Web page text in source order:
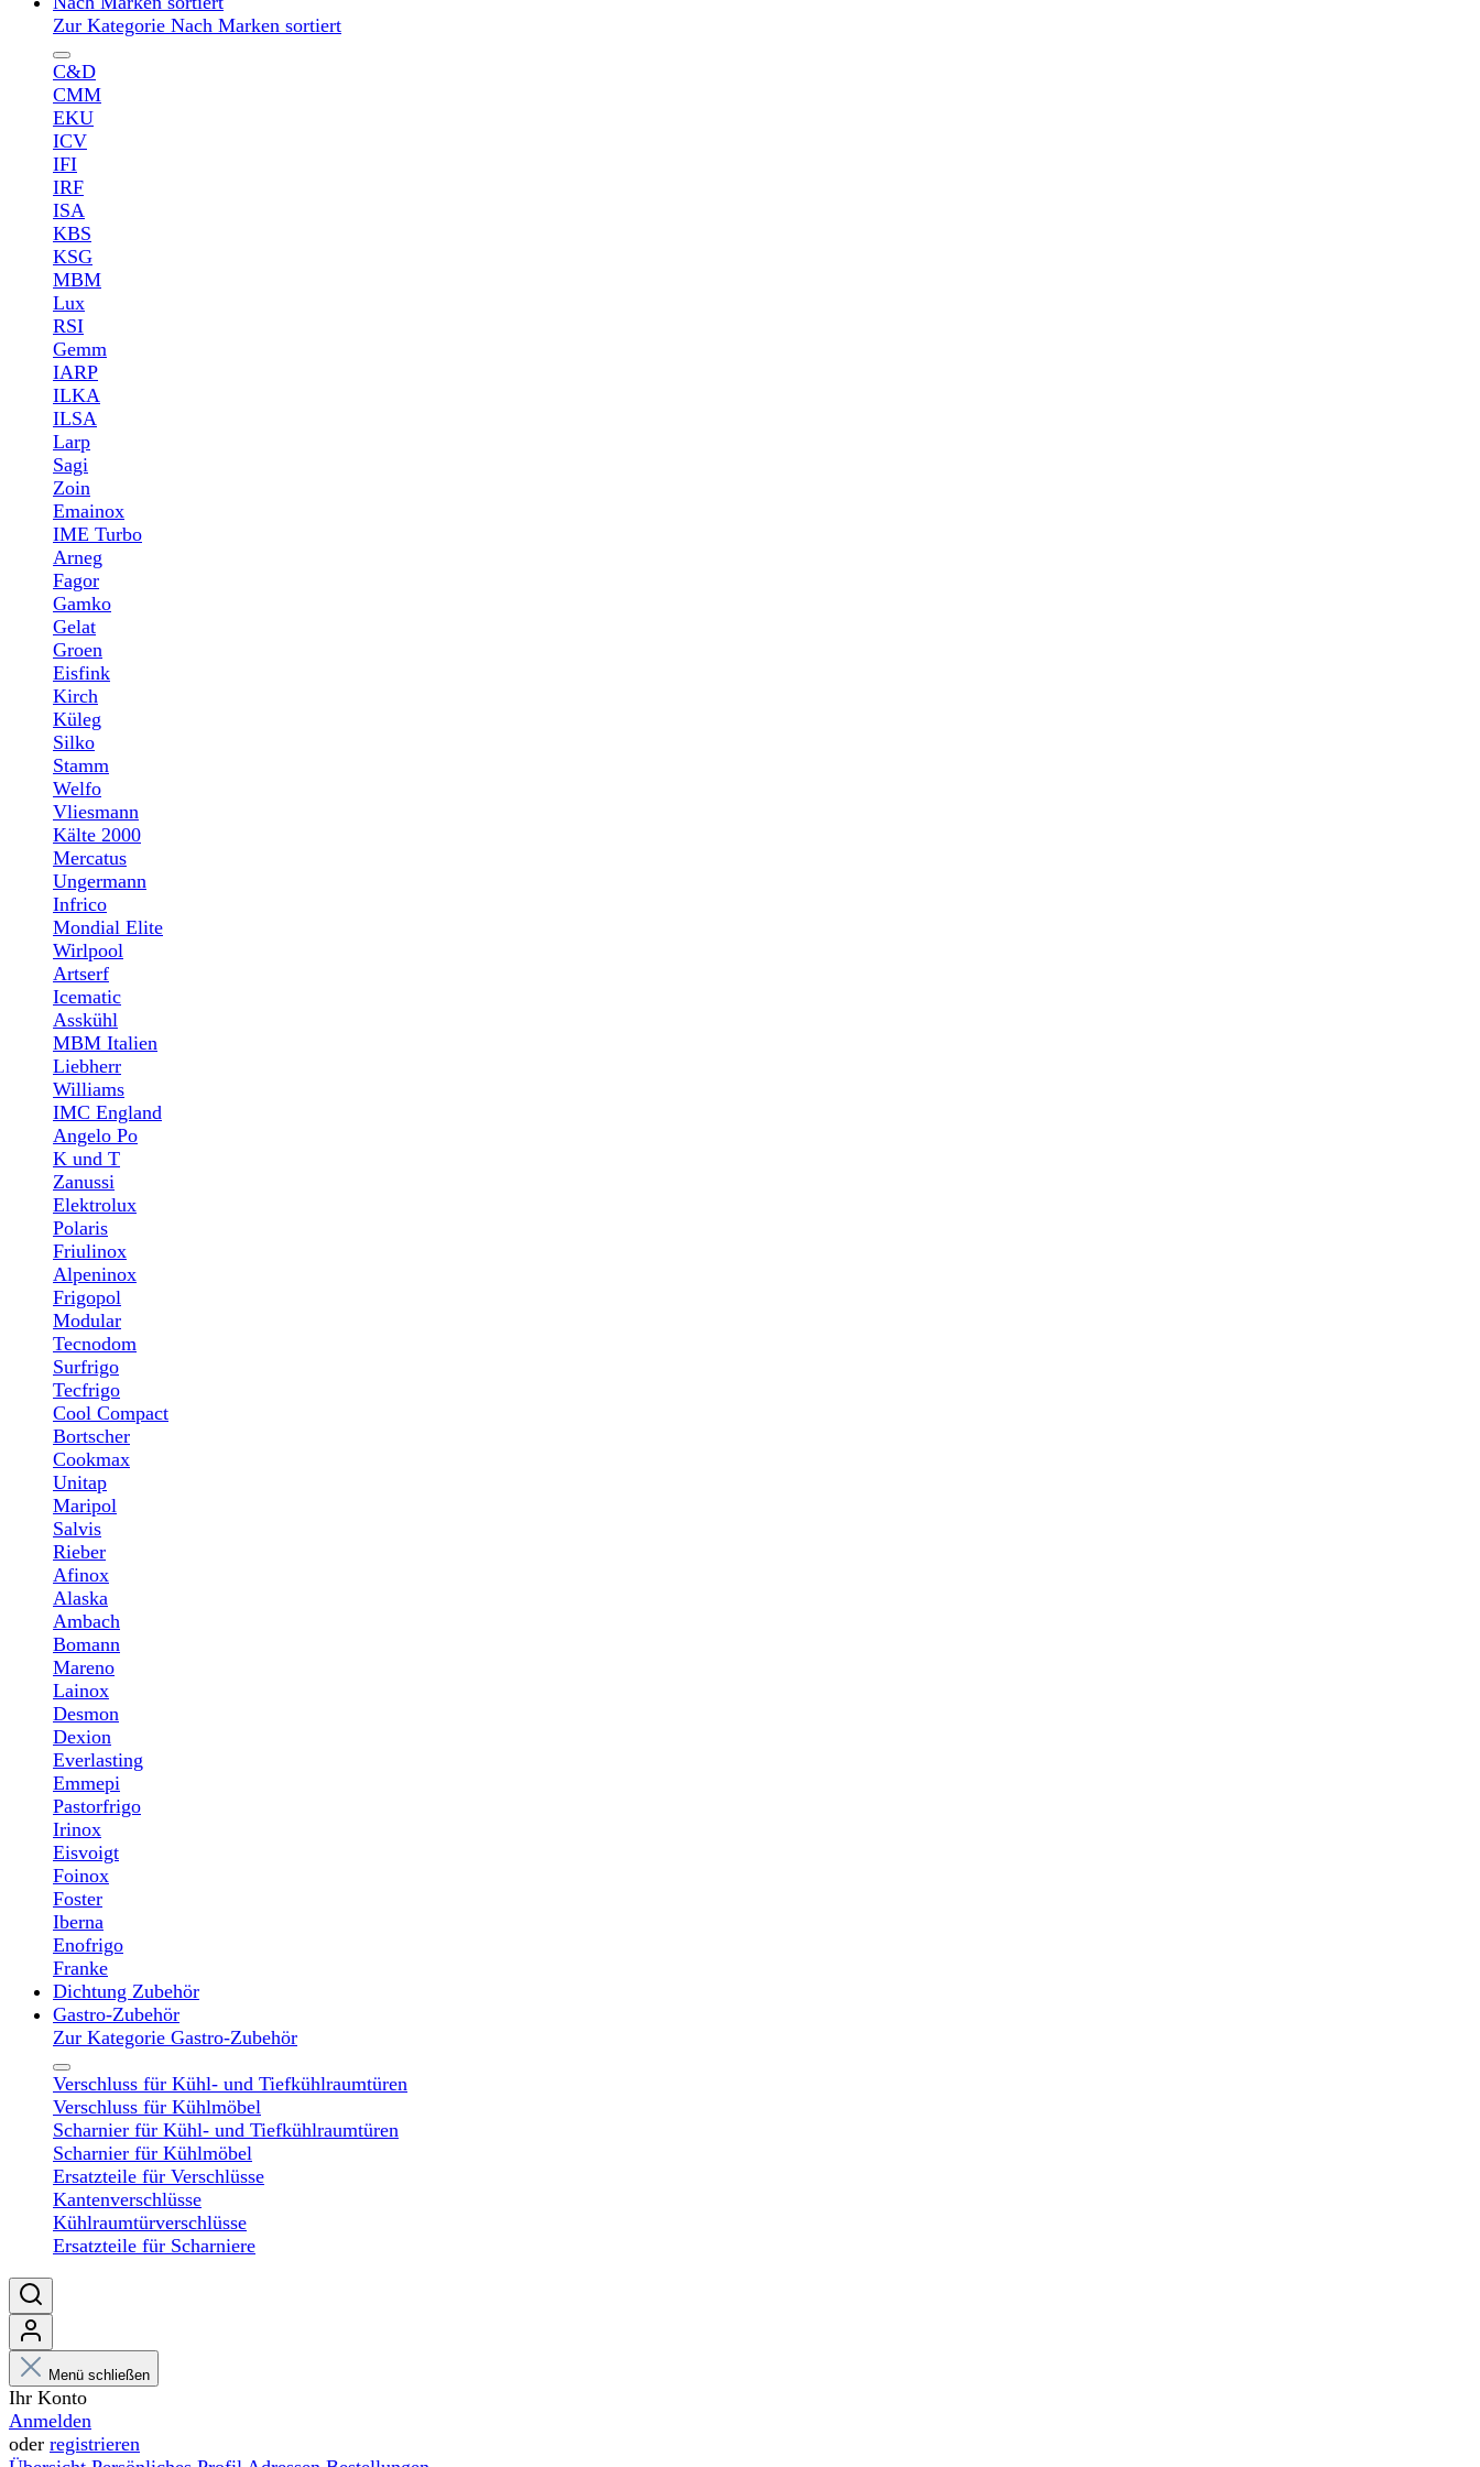
Zur Kategorie Nach Marken sortiert
C&D
CMM
EKU
ICV
IFI
IRF
ISA
KBS
KSG
MBM
Lux
RSI
Gemm
IARP
ILKA
ILSA
Larp
Sagi
Zoin
Emainox
IME Turbo
Arneg
Fagor
Gamko
Gelat
Groen
Eisfink
Kirch
Küleg
Silko
Stamm
Welfo
Vliesmann
Kälte 2000
Mercatus
Ungermann
Infrico
Mondial Elite
Wirlpool
Artserf
Icematic
Asskühl
MBM Italien
Liebherr
Williams
IMC England
Angelo Po
K und T
Zanussi
Elektrolux
Polaris
Friulinox
Alpeninox
Frigopol
Modular
Tecnodom
Surfrigo
Tecfrigo
Cool Compact
Bortscher
Cookmax
Unitap
Maripol
Salvis
Rieber
Afinox
Alaska
Ambach
Bomann
Mareno
Lainox
Desmon
Dexion
Everlasting
Emmepi
Pastorfrigo
Irinox
Eisvoigt
Foinox
Foster
Iberna
Enofrigo
Franke
Dichtung Zubehör
Gastro-Zubehör
Zur Kategorie Gastro-Zubehör
Verschluss für Kühl- und Tiefkühlraumtüren
Verschluss für Kühlmöbel
Scharnier für Kühl- und Tiefkühlraumtüren
Scharnier für Kühlmöbel
Ersatzteile für Verschlüsse
Kantenverschlüsse
Kühlraumtürverschlüsse
Ersatzteile für Scharniere
Menü schließen
Ihr Konto
Anmelden
oder registrieren